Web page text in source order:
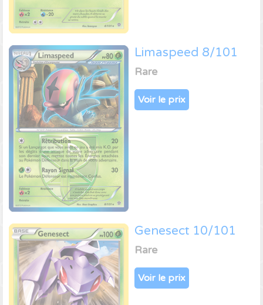
Limaspeed 8/101
Rare
Voir le prix
Genesect 10/101
Rare
Voir le prix